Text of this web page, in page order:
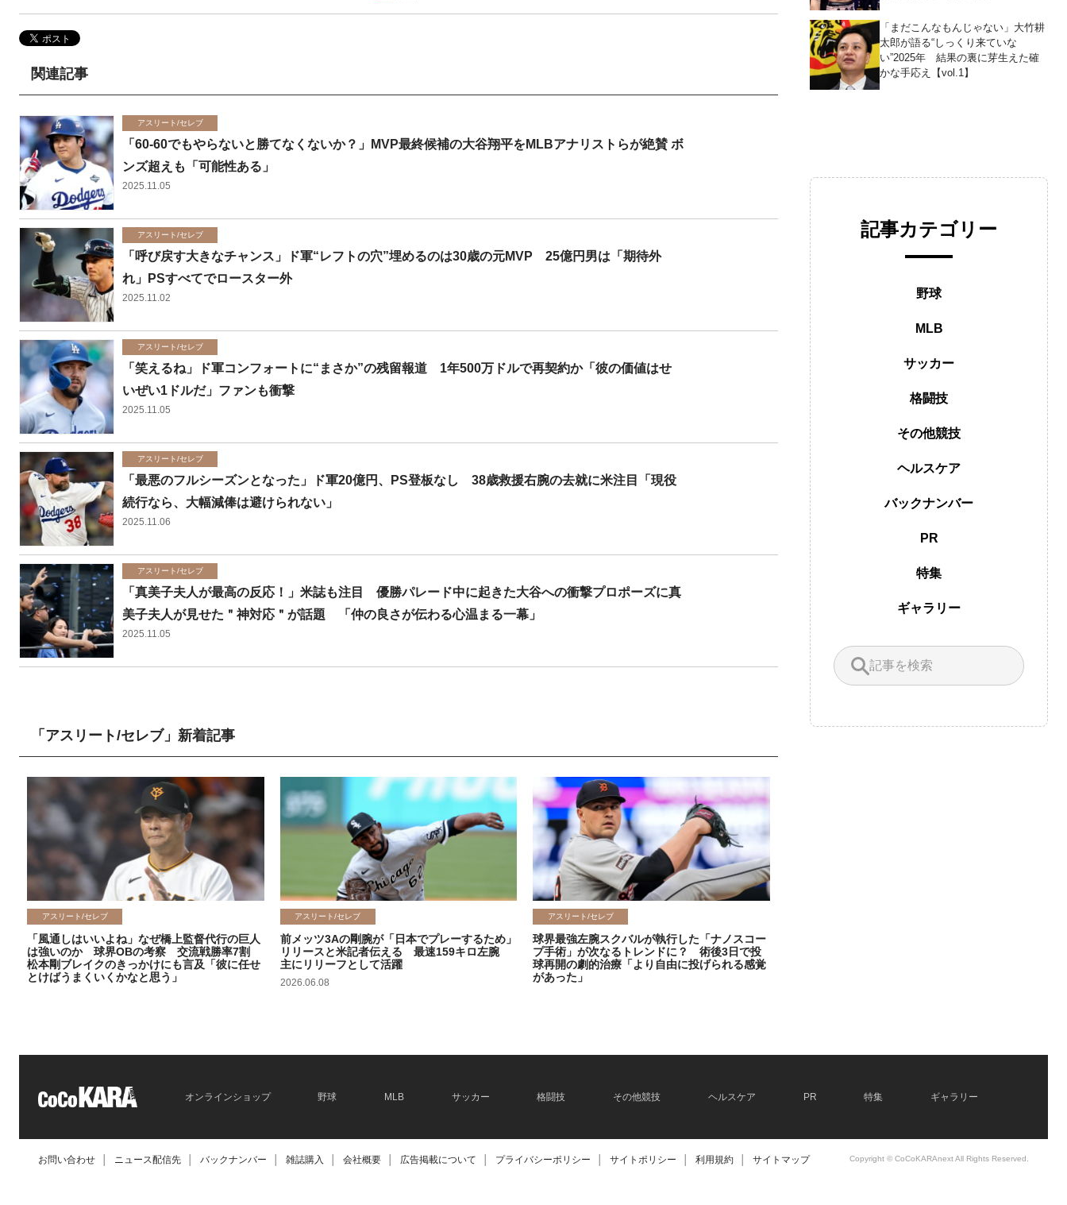
関連記事
アスリート/セレブ
「60-60でもやらないと勝てなくないか？」MVP最終候補の大谷翔平をMLBアナリストらが絶賛 ボ
ンズ超えも「可能性ある」
2025.11.05
アスリート/セレブ
「呼び戻す大きなチャンス」ド軍“レフトの穴”埋めるのは30歳の元MVP 25億円男は「期待外
れ」PSすべてでロースター外
2025.11.02
アスリート/セレブ
「笑えるね」ド軍コンフォートに“まさか”の残留報道 1年500万ドルで再契約か「彼の価値はせ
いぜい1ドルだ」ファンも衝撃
2025.11.05
アスリート/セレブ
「最悪のフルシーズンとなった」ド軍20億円、PS登板なし 38歳救援右腕の去就に米注目「現役
続行なら、大幅減俸は避けられない」
2025.11.06
アスリート/セレブ
「真美子夫人が最高の反応！」米誌も注目 優勝パレード中に起きた大谷への衝撃プロポーズに真
美子夫人が見せた＂神対応＂が話題 「仲の良さが伝わる心温まる一幕」
2025.11.05
「アスリート/セレブ」新着記事
アスリート/セレブ
「風通しはいいよね」なぜ橋上監督代行の巨人
は強いのか 球界OBの考察 交流戦勝率7割
松本剛ブレイクのきっかけにも言及「彼に任せ
とけばうまくいくかなと思う」
アスリート/セレブ
前メッツ3Aの剛腕が「日本でプレーするため」
リリースと米記者伝える 最速159キロ左腕
主にリリーフとして活躍
2026.06.08
アスリート/セレブ
球界最強左腕スクバルが執行した「ナノスコー
プ手術」が次なるトレンドに？ 術後3日で投
球再開の劇的治療「より自由に投げられる感覚
があった」
「まだこんなもんじゃない」大竹耕
太郎が語る“しっくり来ていな
い”2025年 結果の裏に芽生えた確
かな手応え【vol.1】
記事カテゴリー
野球
MLB
サッカー
格闘技
その他競技
ヘルスケア
バックナンバー
PR
特集
ギャラリー
オンラインショップ 野球 MLB サッカー 格闘技 その他競技 ヘルスケア PR 特集 ギャラリー
お問い合わせ ニュース配信先 バックナンバー 雑誌購入 会社概要 広告掲載について プライバシーポリシー サイトポリシー 利用規約 サイトマップ Copyright © CoCoKARAnext All Rights Reserved.